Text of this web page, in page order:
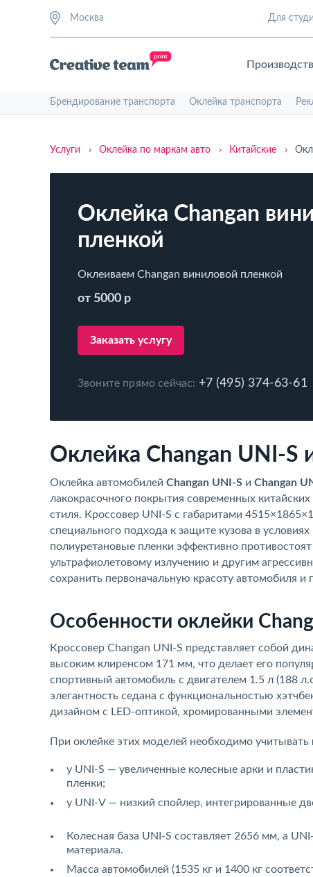
Москва Для
Брендирование транспорта Оклейка транспорта
Услуги › Оклейка по маркам авто › Китайские ›
Оклейка Changan
пленкой
Оклеиваем Changan виниловой пленкой
от 5000 р
Заказать услугу
Звоните прямо сейчас: +7 (495) 374-63-61
Оклейка Changan UNI-S
Оклейка автомобилей Changan UNI-S и Changan
лакокрасочного покрытия современных
стиля. Кроссовер UNI-S с габаритами
специального подхода к защите кузова в
полиуретановые пленки эффективно
ультрафиолетовому излучению и другим
сохранить первоначальную красоту автомобиля
Особенности оклейки
Кроссовер Changan UNI-S представляет собой
высоким клиренсом 171 мм, что делает его
спортивный автомобиль с двигателем 1.5 л (188
элегантность седана с функциональностью
дизайном с LED-оптикой, хромированными
При оклейке этих моделей необходимо учитывать
у UNI-S — увеличенные колесные арки и
пленки;
у UNI-V — низкий спойлер, интегрированные
Колесная база UNI-S составляет 2656 мм, а
материала.
Масса автомобилей (1535 кг и 1400 кг